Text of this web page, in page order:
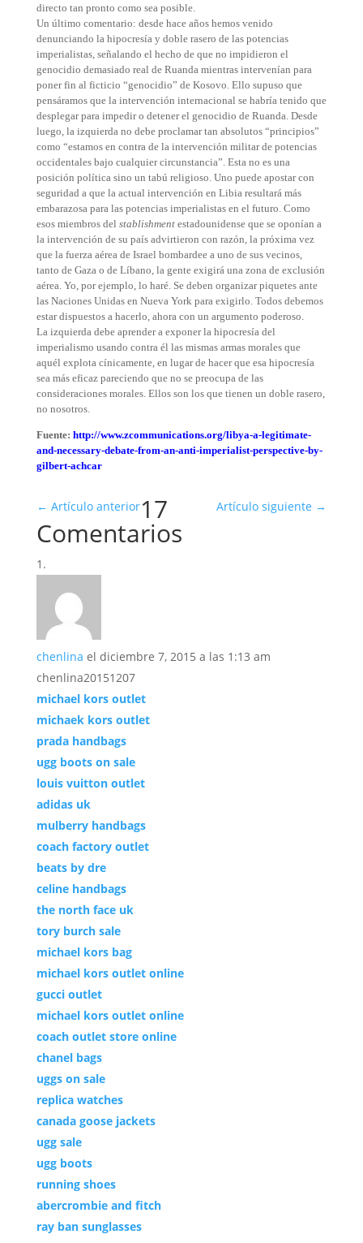
directo tan pronto como sea posible.
Un último comentario: desde hace años hemos venido
denunciando la hipocresía y doble rasero de las potencias
imperialistas, señalando el hecho de que no impidieron el
genocidio demasiado real de Ruanda mientras intervenían para
poner fin al ficticio “genocidio” de Kosovo. Ello supuso que
pensáramos que la intervención internacional se habría tenido que
desplegar para impedir o detener el genocidio de Ruanda. Desde
luego, la izquierda no debe proclamar tan absolutos “principios”
como “estamos en contra de la intervención militar de potencias
occidentales bajo cualquier circunstancia”. Esta no es una
posición política sino un tabú religioso. Uno puede apostar con
seguridad a que la actual intervención en Libia resultará más
embarazosa para las potencias imperialistas en el futuro. Como
esos miembros del stablishmentestadounidense que se oponían a
la intervención de su país advirtieron con razón, la próxima vez
que la fuerza aérea de Israel bombardee a uno de sus vecinos,
tanto de Gaza o de Líbano, la gente exigirá una zona de exclusión
aérea. Yo, por ejemplo, lo haré. Se deben organizar piquetes ante
las Naciones Unidas en Nueva York para exigirlo. Todos debemos
estar dispuestos a hacerlo, ahora con un argumento poderoso.
La izquierda debe aprender a exponer la hipocresía del
imperialismo usando contra él las mismas armas morales que
aquél explota cínicamente, en lugar de hacer que esa hipocresía
sea más eficaz pareciendo que no se preocupa de las
consideraciones morales. Ellos son los que tienen un doble rasero,
no nosotros.
Fuente: http://www.zcommunications.org/libya-a-legitimate-
and-necessary-debate-from-an-anti-imperialist-perspective-by-
gilbert-achcar
← Artículo anterior Artículo siguiente →
17
Comentarios
chenlina el diciembre 7, 2015 a las 1:13 am
chenlina20151207
michael kors outlet
michaek kors outlet
prada handbags
ugg boots on sale
louis vuitton outlet
adidas uk
mulberry handbags
coach factory outlet
beats by dre
celine handbags
the north face uk
tory burch sale
michael kors bag
michael kors outlet online
gucci outlet
michael kors outlet online
coach outlet store online
chanel bags
uggs on sale
replica watches
canada goose jackets
ugg sale
ugg boots
running shoes
abercrombie and fitch
ray ban sunglasses